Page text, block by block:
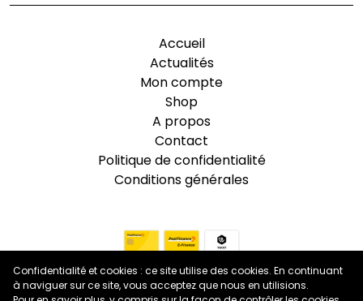
Accueil
Actualités
Mon compte
Shop
A propos
Contact
Politique de confidentialité
Conditions générales
Confidentialité et cookies : ce site utilise des cookies. En continuant
à naviguer sur ce site, vous acceptez que nous en utilisions.